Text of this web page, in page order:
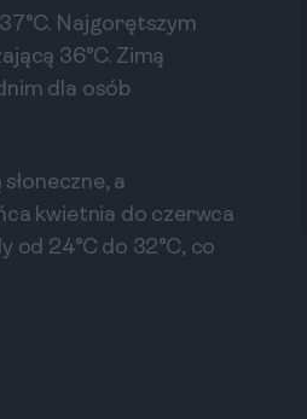
Najgorętszym
36°C. Zimą
dla osób
a
kwietnia do czerwca
od 24°C do 32°C, co